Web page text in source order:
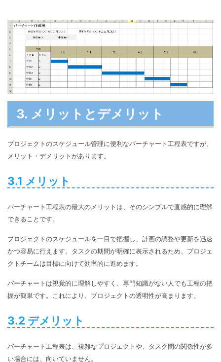
3. メリットとデメリット
プロジェクトのスケジュール管理に便利なバーチャート工程表ですが、
メリット・デメリットがあります。
3.1 メリット
バーチャート工程表の最大のメリットは、そのシンプルで直感的に理解
できることです。
プロジェクトのスケジュールを一目で把握し、計画の調整や更新を迅速
かつ容易に行えます。タスクの期間が明確に表示されるため、プロジェ
クトチームは目標に向けて効率的に進めます。
バーチャートは視覚的に理解しやすく、専門知識がない人でも工程の把
握が簡単です。これにより、プロジェクトの透明性が高まります。
3.2 デメリット
バーチャート工程表は、複雑なプロジェクトや、タスク間の関係性が多
い場合には、向いていません。